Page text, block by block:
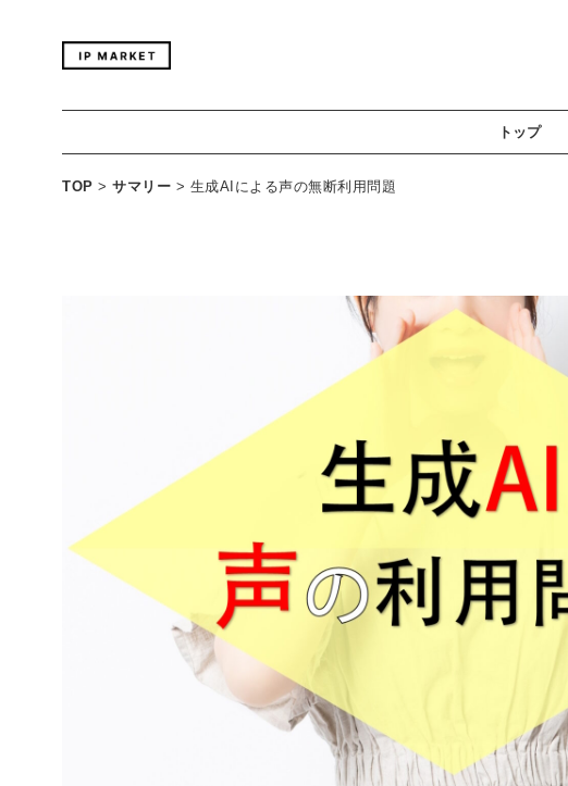
トップ
TOP > サマリー > 生成AIによる声の無断利用問題